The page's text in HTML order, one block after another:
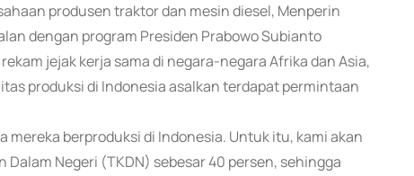
produsen traktor dan mesin diesel, Menperin
dengan program Presiden Prabowo Subianto
jejak kerja sama di negara-negara Afrika dan Asia,
produksi di Indonesia asalkan terdapat permintaan
berproduksi di Indonesia. Untuk itu, kami akan
Negeri (TKDN) sebesar 40 persen, sehingga